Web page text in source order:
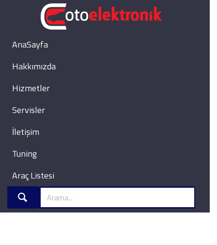
AnaSayfa
Hakkımızda
Hizmetler
Servisler
İletişim
Tuning
Araç Listesi